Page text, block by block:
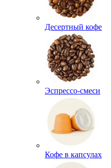
Десертный кофе
Эспрессо-смеси
Кофе в капсулах